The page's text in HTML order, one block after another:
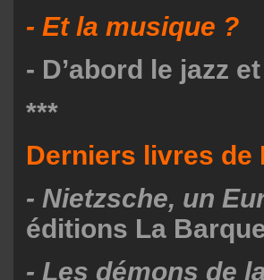
- Et la musique ?
- D’abord le jazz
***
Derniers livres de
- Nietzsche, un
éditions La
- Les démons de